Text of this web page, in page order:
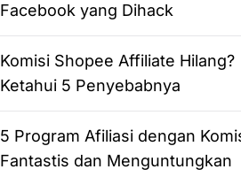
Facebook yang Dihack
Komisi Shopee Affiliate Hilang?
Ketahui 5 Penyebabnya
5 Program Afiliasi dengan
Fantastis dan Menguntungkan